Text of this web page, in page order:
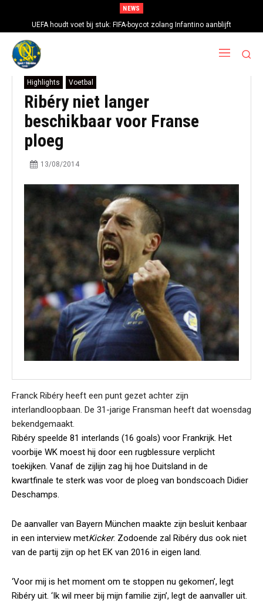
NEWS
UEFA houdt voet bij stuk: FIFA-boycot zolang Infantino aanblijft
Highlights Voetbal
Ribéry niet langer
beschikbaar voor Franse
ploeg
13/08/2014
Franck Ribéry heeft een punt gezet achter zijn
interlandloopbaan. De 31-jarige Fransman heeft dat woensdag
bekendgemaakt.
Ribéry speelde 81 interlands (16 goals) voor Frankrijk. Het
voorbije WK moest hij door een rugblessure verplicht
toekijken. Vanaf de zijlijn zag hij hoe Duitsland in de
kwartfinale te sterk was voor de ploeg van bondscoach Didier
Deschamps.
De aanvaller van Bayern München maakte zijn besluit kenbaar
in een interview metKicker. Zodoende zal Ribéry dus ook niet
van de partij zijn op het EK van 2016 in eigen land.
‘Voor mij is het moment om te stoppen nu gekomen’, legt
Ribéry uit. ‘Ik wil meer bij mijn familie zijn’, legt de aanvaller uit.